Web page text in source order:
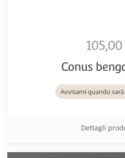
105,00
Conus
Avvisami quando
Dettagli